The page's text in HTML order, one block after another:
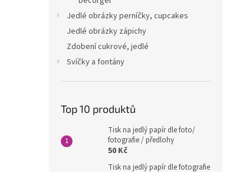
Jedlé obrázky perníčky, cupcakes
Jedlé obrázky zápichy
Zdobení cukrové, jedlé
Svíčky a fontány
Top 10 produktů
Tisk na jedlý papír dle foto/
fotografie / předlohy
50 Kč
Tisk na jedlý papír dle fotografie